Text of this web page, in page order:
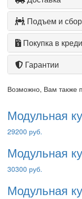
Подъем и
Покупка в
Гарантии
Возможно, Вам также
Модульная
29200 руб.
Модульная
30300 руб.
Модульная